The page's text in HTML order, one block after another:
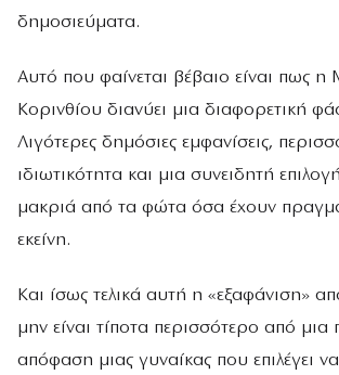
δημοσιεύματα.
Αυτό που φαίνεται βέβαιο είναι πως η
Κορινθίου διανύει μια διαφορετική
Λιγότερες δημόσιες εμφανίσεις,
ιδιωτικότητα και μια συνειδητή
μακριά από τα φώτα όσα έχουν
εκείνη.
Και ίσως τελικά αυτή η «εξαφάνιση»
μην είναι τίποτα περισσότερο από
απόφαση μιας γυναίκας που επιλέγει